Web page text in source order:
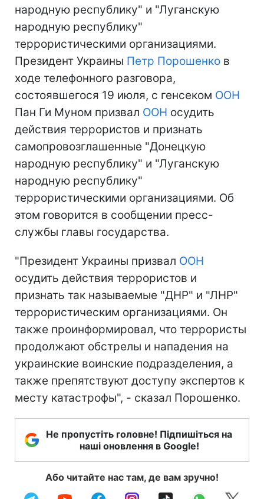
народную республику" и "Луганскую
народную республику"
террористическими организациями.
Президент Украины Петр Порошенко в
ходе телефонного разговора,
состоявшегося 19 июля, с генсеком ООН
Пан Ги Муном призвал ООН осудить
действия террористов и признать
самопровозглашенные "Донецкую
народную республику" и "Луганскую
народную республику"
террористическими организациями. Об
этом говорится в сообщении пресс-
службы главы государства.
"Президент Украины призвал ООН
осудить действия террористов и
признать так называемые "ДНР" и "ЛНР"
террористическим организациями. Он
также проинформировал, что террористы
продолжают обстрелы и нападения на
украинские воинские подразделения, а
также препятствуют доступу экспертов к
месту катастрофы", - сказал Порошенко.
Не пропустіть головне! Підпишіться на
наші оновлення в Google!
Або читайте нас там, де вам зручно!